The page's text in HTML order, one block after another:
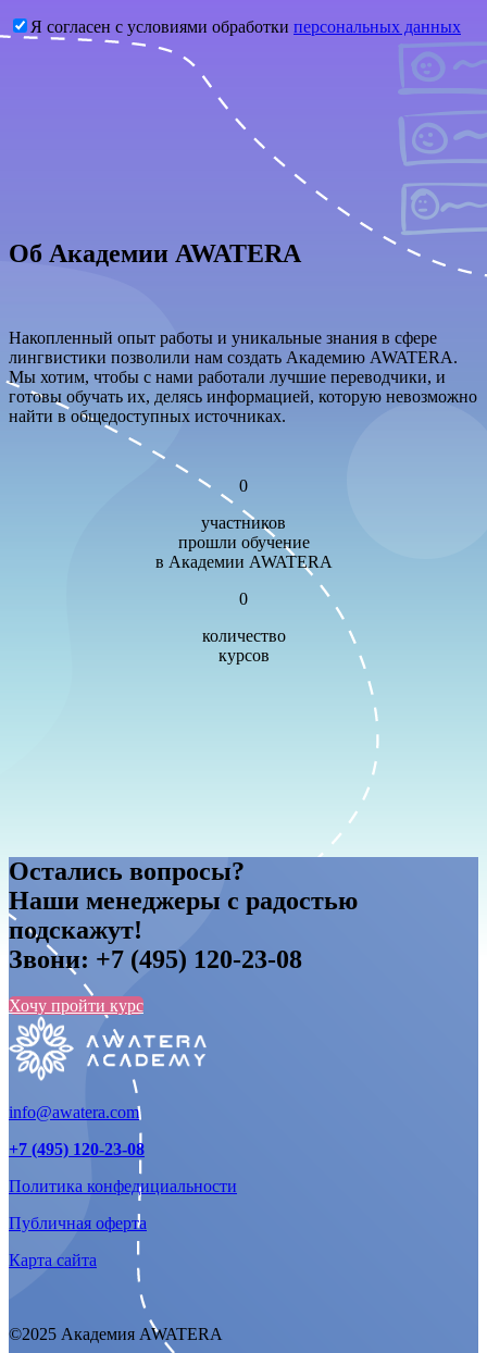
Я согласен с условиями обработки персональных данных
Об Академии AWATERA
Накопленный опыт работы и уникальные знания в сфере
лингвистики позволили нам создать Академию AWATERA.
Мы хотим, чтобы с нами работали лучшие переводчики, и
готовы обучать их, делясь информацией, которую невозможно
найти в общедоступных источниках.
0
участников
прошли обучение
в Академии AWATERA
0
количество
курсов
Остались вопросы?
Наши менеджеры с радостью
подскажут!
Звони: +7 (495) 120-23-08
Хочу пройти курс
info@awatera.com
+7 (495) 120-23-08
Политика конфедициальности
Публичная оферта
Карта сайта
©2025 Академия AWATERA